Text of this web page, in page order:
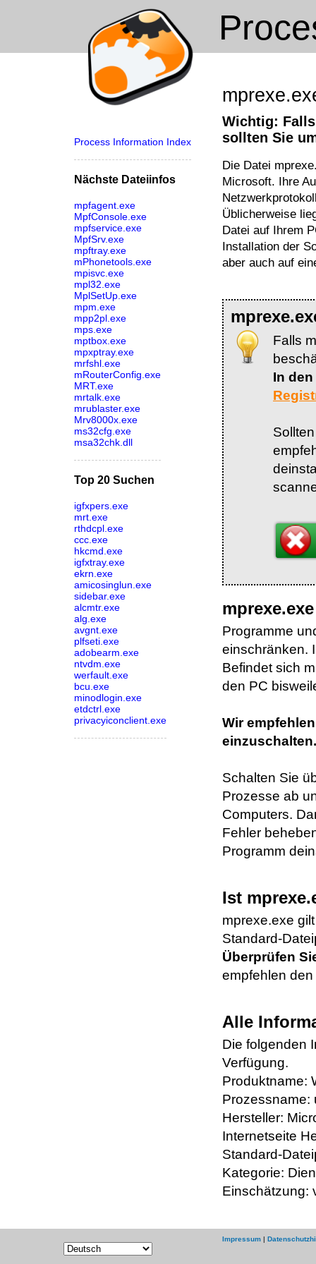
Process Information Index
Nächste Dateiinfos
mpfagent.exe
MpfConsole.exe
mpfservice.exe
MpfSrv.exe
mpftray.exe
mPhonetools.exe
mpisvc.exe
mpl32.exe
MplSetUp.exe
mpm.exe
mpp2pl.exe
mps.exe
mptbox.exe
mpxptray.exe
mrfshl.exe
mRouterConfig.exe
MRT.exe
mrtalk.exe
mrublaster.exe
Mrv8000x.exe
ms32cfg.exe
msa32chk.dll
Top 20 Suchen
igfxpers.exe
mrt.exe
rthdcpl.exe
ccc.exe
hkcmd.exe
igfxtray.exe
ekrn.exe
amicosinglun.exe
sidebar.exe
alcmtr.exe
alg.exe
avgnt.exe
plfseti.exe
adobearm.exe
ntvdm.exe
werfault.exe
bcu.exe
minodlogin.exe
etdctrl.exe
privacyiconclient.exe
Wichtig:
sollten Sie
Die Datei
Microsoft. Ihre
Üblicherweise
Datei auf Ihrem
Installation der
aber auch auf
Falls
In
Programme
einschränken.
Befindet sich
den PC
Wir
einzuschalten.
Schalten Sie
Prozesse ab
Computers.
Fehler
Programm
Ist
mprexe.exe
Standard-
Überprüfen
empfehlen
Alle
Die folgenden
Verfügung.
Produktname:
Prozessname:
Hersteller:
Internetseite
Standard-
Kategorie:
Einschätzung:
Impressum |